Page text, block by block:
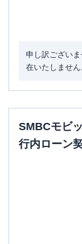
申し訳ござい
在いたしません
SMBCモビ
行内ローン